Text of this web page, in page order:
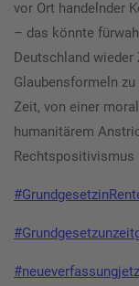
vor Ort handelnder
– das könnte
Deutschland
Glaubensformeln
Zeit, von einer
humanitärem
Rechtspositivismus